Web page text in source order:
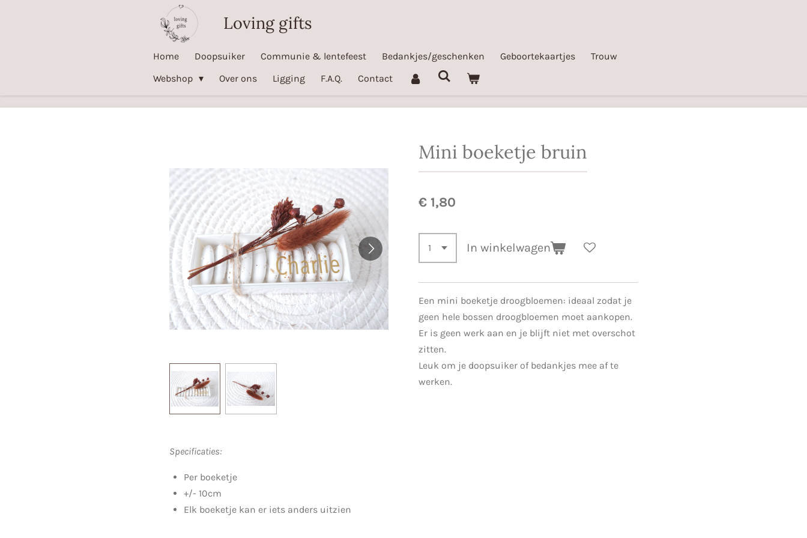
Loving gifts
Home Doopsuiker Communie & lentefeest Bedankjes/geschenken Geboortekaartjes
Trouw
Webshop
Over ons Ligging F.A.Q. Contact
Mini boeketje bruin
€ 1,80
In winkelwagen
Een mini boeketje droogbloemen: ideaal zodat je
geen hele bossen droogbloemen moet aankopen.
Er is geen werk aan en je blijft niet met overschot
zitten.
Leuk om je doopsuiker of bedankjes mee af te
werken.
Specificaties:
Per boeketje
+/- 10cm
Elk boeketje kan er iets anders uitzien